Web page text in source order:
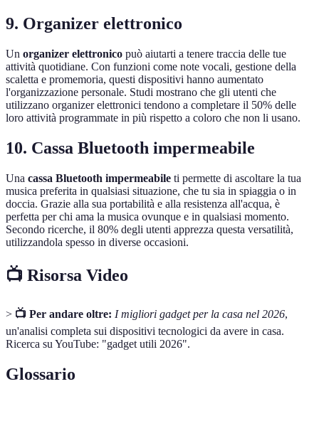
9. Organizer elettronico
Un organizer elettronico può aiutarti a tenere traccia delle tue
attività quotidiane. Con funzioni come note vocali, gestione della
scaletta e promemoria, questi dispositivi hanno aumentato
l'organizzazione personale. Studi mostrano che gli utenti che
utilizzano organizer elettronici tendono a completare il 50% delle
loro attività programmate in più rispetto a coloro che non li usano.
10. Cassa Bluetooth impermeabile
Una cassa Bluetooth impermeabile ti permette di ascoltare la tua
musica preferita in qualsiasi situazione, che tu sia in spiaggia o in
doccia. Grazie alla sua portabilità e alla resistenza all'acqua, è
perfetta per chi ama la musica ovunque e in qualsiasi momento.
Secondo ricerche, il 80% degli utenti apprezza questa versatilità,
utilizzandola spesso in diverse occasioni.
📺 Risorsa Video
> 📺 Per andare oltre: I migliori gadget per la casa nel 2026,
un'analisi completa sui dispositivi tecnologici da avere in casa.
Ricerca su YouTube: "gadget utili 2026".
Glossario